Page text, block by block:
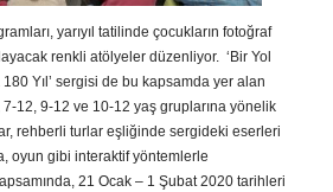
yarıyıl tatilinde çocukların fotoğraf
renkli atölyeler düzenliyor. ‘Bir Yol
180 Yıl’ sergisi de bu kapsamda yer alan
12, 9-12 ve 10-12 yaş gruplarına yönelik
rehberli turlar eşliğinde sergideki eserleri
oyun gibi interaktif yöntemlerle
21 Ocak – 1 Şubat 2020 tarihleri